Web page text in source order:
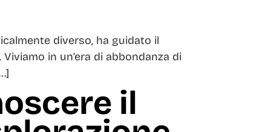
diverso, ha guidato il
in un’era di abbondanza di
il